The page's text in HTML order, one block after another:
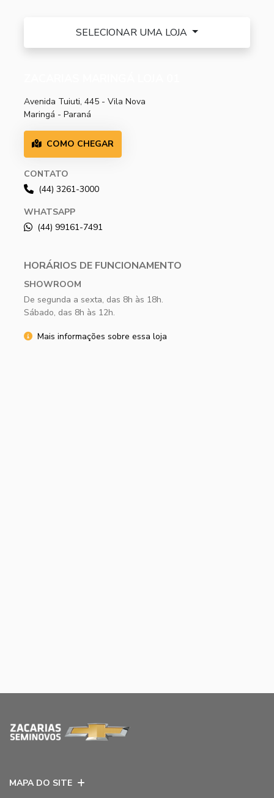
SELECIONAR UMA LOJA
Avenida Tuiuti, 445 - Vila Nova
Maringá - Paraná
COMO CHEGAR
CONTATO
(44) 3261-3000
WHATSAPP
(44) 99161-7491
HORÁRIOS DE FUNCIONAMENTO
SHOWROOM
De segunda a sexta, das 8h às 18h.
Sábado, das 8h às 12h.
Mais informações sobre essa loja
MAPA DO SITE